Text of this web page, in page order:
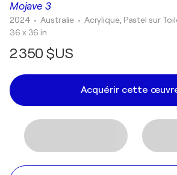
Mojave 3
2024 • Australie • Acrylique, Pastel sur
36 x 36 in
2 350 $US
Acquérir cette